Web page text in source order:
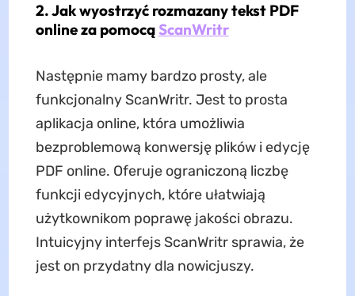
2. Jak wyostrzyć rozmazany tekst PDF
online za pomocąScanWritr
Następnie mamy bardzo prosty, ale
funkcjonalny ScanWritr. Jest to prosta
aplikacja online, która umożliwia
bezproblemową konwersję plików i edycję
PDF online. Oferuje ograniczoną liczbę
funkcji edycyjnych, które ułatwiają
użytkownikom poprawę jakości obrazu.
Intuicyjny interfejs ScanWritr sprawia, że ​​
jest on przydatny dla nowicjuszy.